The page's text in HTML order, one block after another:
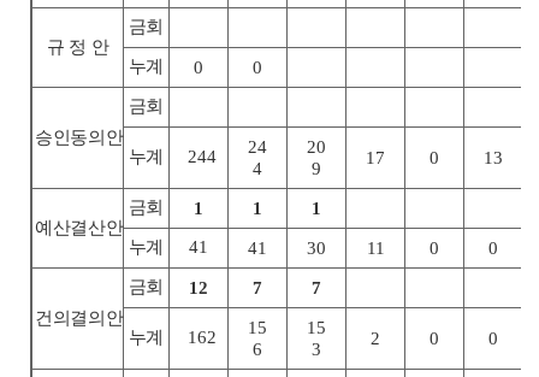
규 정 안
금회
누계 0 0
승인동의안
금회
누계 244
24
4
20
9
17 0 13
예산결산안
금회 1 1
1
누계
41 41 30 11 0 0
건의결의안
금회 12 7 7
누계 162
15
6
15
3
2 0 0